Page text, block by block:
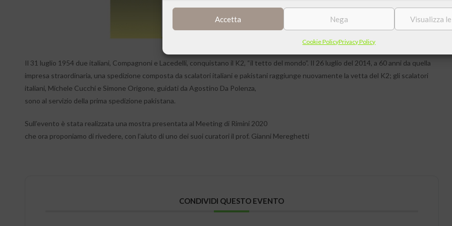
Accetta Nega Visualizza
Cookie PolicyPrivacy Policy
Il 31 luglio 1954 due italiani, Compagnoni e Lacedelli, conquistano il K2, “il tetto del mondo”. Il 26 luglio del 2014, a 60 anni da quella
impresa straordinaria, una spedizione composta da scalatori italiani e pakistani raggiunge nuovamente la vetta del K2; gli scalatori
italiani, Michele Cucchi e Simone Origone, guidati da Agostino Da Polenza,
sono al servizio della prima spedizione pakistana.
Sull’evento è stata realizzata una mostra presentata al Meeting di Rimini 2020
che ora proponiamo di rivedere, con l’aiuto di uno dei suoi curatori il prof. Gianni Mereghetti
CONDIVIDI QUESTO EVENTO